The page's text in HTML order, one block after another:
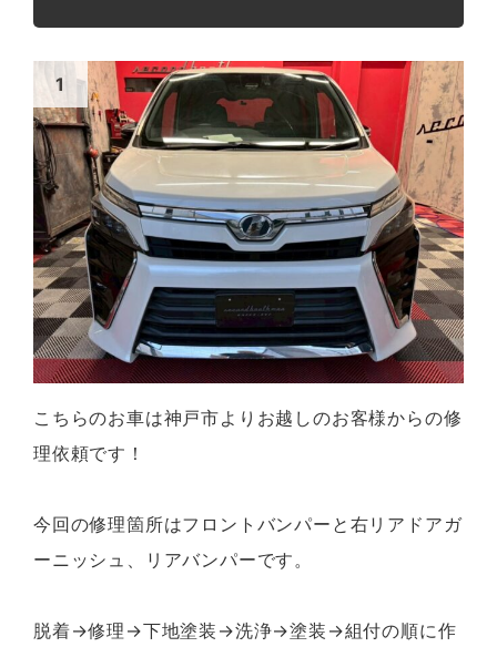
こちらのお車は神戸市よりお越しのお客様からの修
理依頼です！
今回の修理箇所はフロントバンパーと右リアドアガ
ーニッシュ、リアバンパーです。
脱着→修理→下地塗装→洗浄→塗装→組付の順に作